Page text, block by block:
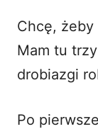
Chcę, żeby
Mam tu
drobiazgi
Po